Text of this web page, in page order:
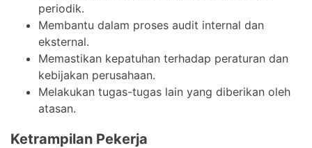
periodik.
Membantu dalam proses audit internal dan
eksternal.
Memastikan kepatuhan terhadap peraturan dan
kebijakan perusahaan.
Melakukan tugas-tugas lain yang diberikan oleh
atasan.
Ketrampilan Pekerja